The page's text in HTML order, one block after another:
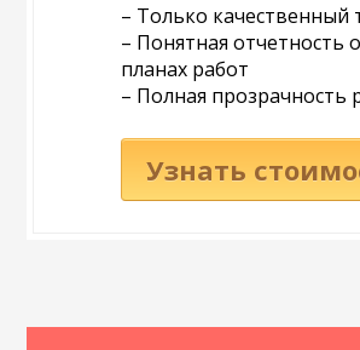
– Только качественный
– Понятная отчетность
планах работ
– Полная прозрачность
Узнать